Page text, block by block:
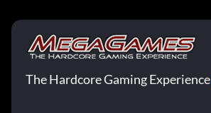
The Hardcore Gaming Experience